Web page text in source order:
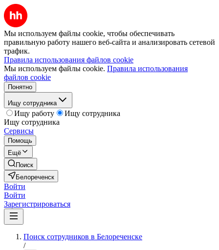
Мы используем файлы cookie, чтобы обеспечивать
правильную работу нашего веб-сайта и анализировать сетевой
трафик.
Правила использования файлов cookie
Мы используем файлы cookie. Правила использования
файлов cookie
Понятно
Ищу сотрудника
Ищу работу
Ищу сотрудника
Ищу сотрудника
Сервисы
Помощь
Ещё
Поиск
Белореченск
Войти
Войти
Зарегистрироваться
Поиск сотрудников в Белореченске
/